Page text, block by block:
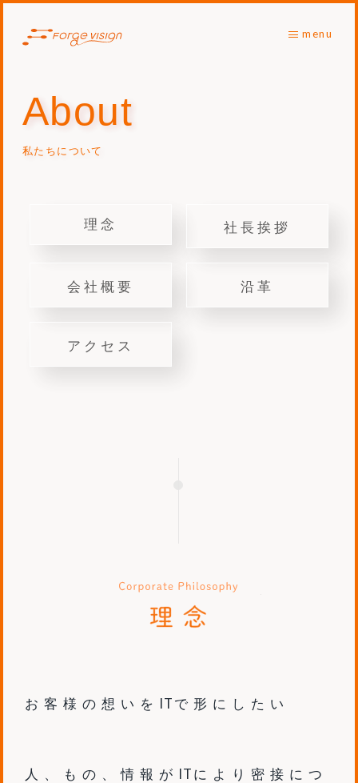
menu
About
私たちについて
理念 社長挨拶
会社概要 沿革
アクセス
お客様の想いを IT で形にしたい
人、もの、情報が IT により 密接につ